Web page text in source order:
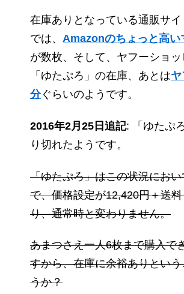
在庫ありとなっている通販サ
では、 Amazonのちょっと高い
が数枚、そして、ヤフーショ
「ゆたぷろ」の在庫、あとは
分ぐらいのようです。
2016年2月25日追記: 「ゆたぷ
り切れたようです。
「ゆたぷろ」はこの状況にお
で、価格設定が12,420円＋送
り、通常時と変わりません。
あまつさえ一人6枚まで購入で
すから、在庫に余裕ありとい
うか？